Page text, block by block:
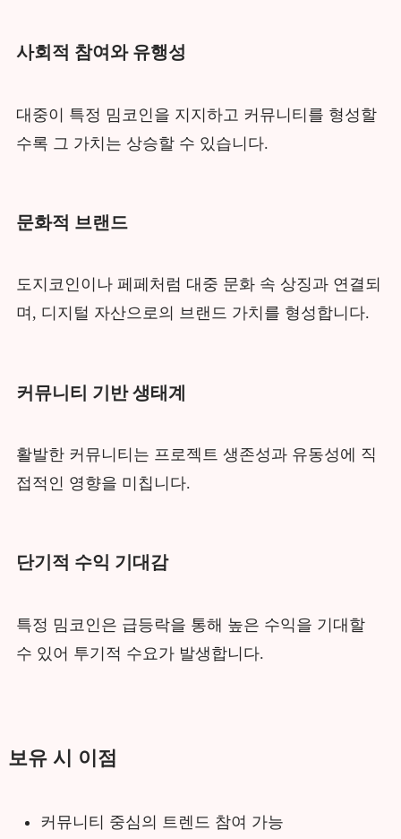
사회적 참여와 유행성
대중이 특정 밈코인을 지지하고 커뮤니티를 형성할
수록 그 가치는 상승할 수 있습니다.
문화적 브랜드
도지코인이나 페페처럼 대중 문화 속 상징과 연결되
며, 디지털 자산으로의 브랜드 가치를 형성합니다.
커뮤니티 기반 생태계
활발한 커뮤니티는 프로젝트 생존성과 유동성에 직
접적인 영향을 미칩니다.
단기적 수익 기대감
특정 밈코인은 급등락을 통해 높은 수익을 기대할
수 있어 투기적 수요가 발생합니다.
보유 시 이점
커뮤니티 중심의 트렌드 참여 가능